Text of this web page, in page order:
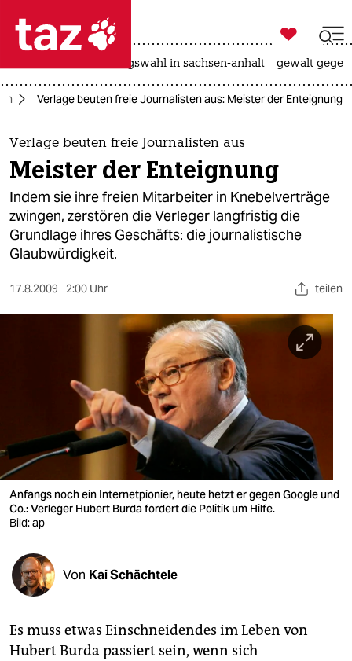
 taz zahl ich
taz zahl ich
themen
politik
öko
gesellschaft
kultur
sport
verlag
verlag
veranstaltungen
shop
fragen & hilfe
abo

taz zahl ich
landtagswahl in sachsen-anhalt gewalt
Verlage beuten freie Journalisten aus: Meister der Enteignung
Verlage beuten freie Journalisten aus
Meister der Enteignung
Indem sie ihre freien Mitarbeiter in Knebelverträge
zwingen, zerstören die Verleger langfristig die
Grundlage ihres Geschäfts: die journalistische
Glaubwürdigkeit.
17.8.2009 2:00 Uhr teilen
Anfangs noch ein Internetpionier, heute hetzt er gegen Google und
Co.: Verleger Hubert Burda fordert die Politik um Hilfe.
Bild: ap
Von Kai Schächtele
Es muss etwas Einschneidendes im Leben von
Hubert Burda passiert sein, wenn sich